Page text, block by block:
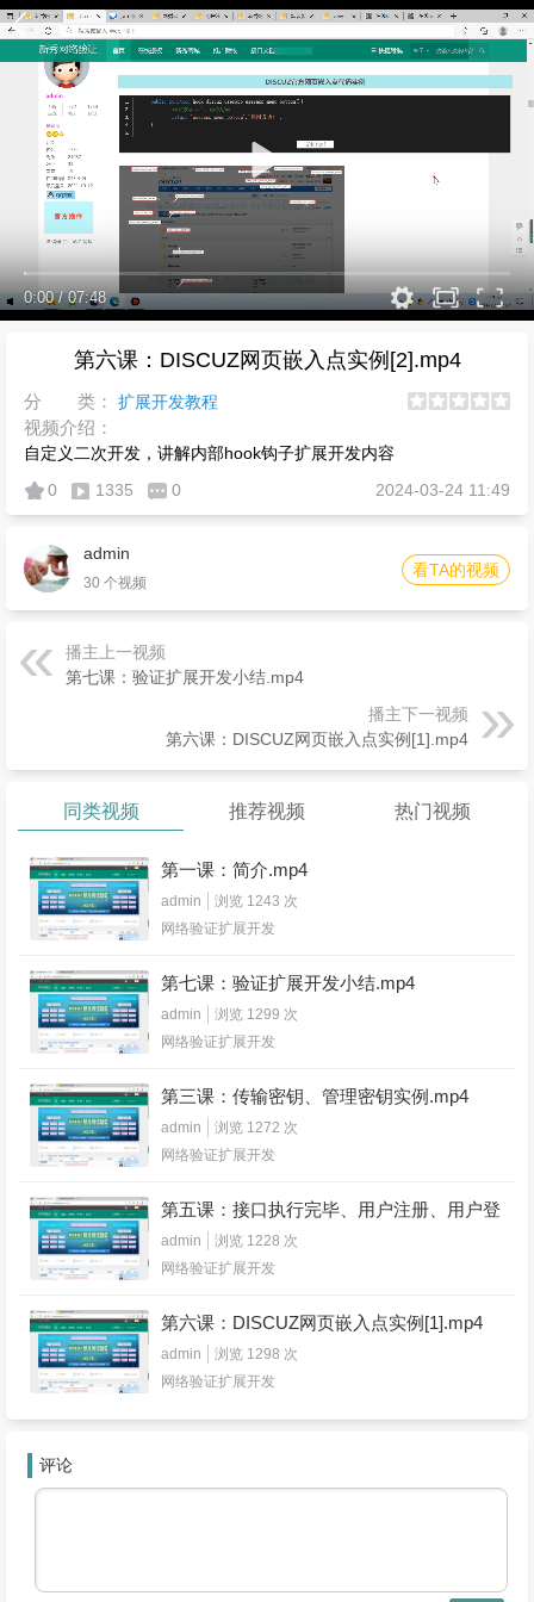
0:00/07:48
第六课：DISCUZ网页嵌入点实例[2].mp4
分 类： 扩展开发教程
视频介绍：
自定义二次开发，讲解内部hook钩子扩展开发内容
0
1335 0 2024-03-24 11:49
admin
30 个视频
看TA的视频
播主上一视频
第七课：验证扩展开发小结.mp4
播主下一视频
第六课：DISCUZ网页嵌入点实例[1].mp4
同类视频 推荐视频 热门视频
第一课：简介.mp4
admin
浏览 1243 次
网络验证扩展开发
第七课：验证扩展开发小结.mp4
admin
浏览 1299 次
网络验证扩展开发
第三课：传输密钥、管理密钥实例.mp4
admin
浏览 1272 次
网络验证扩展开发
第五课：接口执行完毕、用户注册、用户登
录实例.mp4
admin
浏览 1228 次
网络验证扩展开发
第六课：DISCUZ网页嵌入点实例[1].mp4
admin
浏览 1298 次
网络验证扩展开发
评论